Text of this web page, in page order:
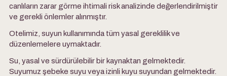
canlıların zarar görme ihtimali risk analizinde değerlendirilmiştir
ve gerekli önlemler alınmıştır.
Otelimiz, suyun kullanımında tüm yasal gereklilik ve
düzenlemelere uymaktadır.
Su, yasal ve sürdürülebilir bir kaynaktan gelmektedir.
Suyumuz şebeke suyu veya izinli kuyu suyundan gelmektedir.